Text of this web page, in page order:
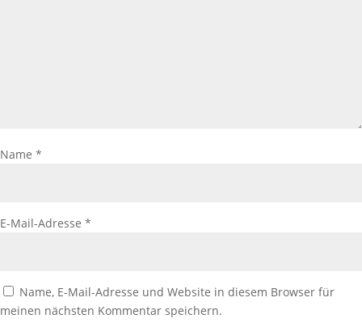
Name *
E-Mail-Adresse *
Name, E-Mail-Adresse und Website in diesem Browser für
meinen nächsten Kommentar speichern.